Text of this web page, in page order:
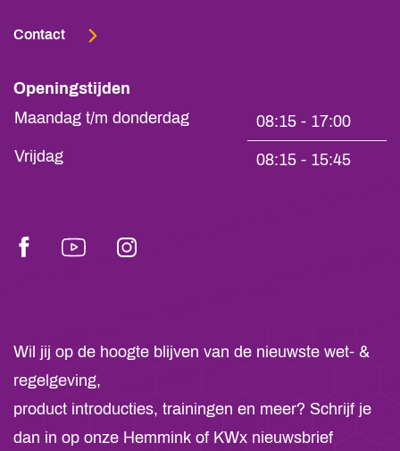
Contact
Openingstijden
Maandag t/m donderdag
08:15 - 17:00
Vrijdag
08:15 - 15:45
FacebookYoutubeInstagram
Wil jij op de hoogte blijven van de nieuwste wet- &
regelgeving,
product introducties, trainingen en meer? Schrijf je
dan in op onze Hemmink of KWx nieuwsbrief